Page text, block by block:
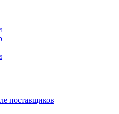
поставщиков